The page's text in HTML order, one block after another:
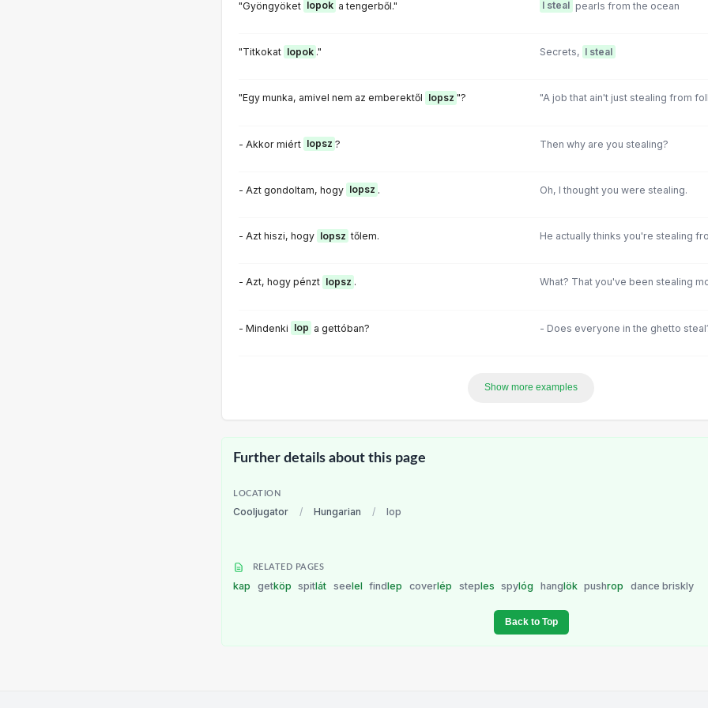
"Gyöngyöket lopok a tengerből." I steal pearls from the ocean
"Titkokat lopok ." Secrets, I steal
"Egy munka, amivel nem az emberektől lopsz "? "A job that ain't just stealing from
- Akkor miért lopsz ? Then why are you stealing?
- Azt gondoltam, hogy lopsz . Oh, I thought you were stealing.
- Azt hiszi, hogy lopsz tőlem. He actually thinks you're stealing
- Azt, hogy pénzt lopsz . What? That you've been stealing
- Mindenki lop a gettóban? - Does everyone in the ghetto
Show more examples
Further details about this page
LOCATION
Cooljugator / Hungarian / lop
RELATED PAGES
kap getköp spitlát seelel findlep coverlép steples spylóg hanglök pushrop dance briskly
Back to Top